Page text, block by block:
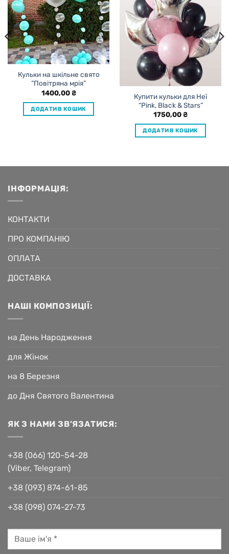
Кульки на шкільне свято
“Повітряна мрія”
1400,00₴
ДОДАТИ В КОШИК
Купити кульки для Неї
“Pink, Black & Stars”
1750,00₴
ДОДАТИ В КОШИК
ІНФОРМАЦІЯ:
КОНТАКТИ
ПРО КОМПАНІЮ
ОПЛАТА
ДОСТАВКА
НАШІ КОМПОЗИЦІЇ:
на День Народження
для Жінок
на 8 Березня
до Дня Святого Валентина
ЯК З НАМИ ЗВ’ЯЗАТИСЯ:
+38 (066) 120-54-28
(Viber, Telegram)
+38 (093) 874-61-85
+38 (098) 074-27-73